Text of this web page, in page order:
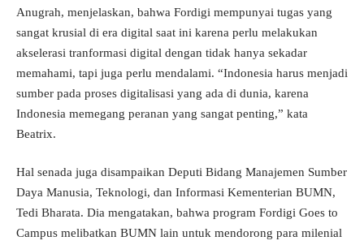
Anugrah, menjelaskan, bahwa Fordigi mempunyai tugas yang
sangat krusial di era digital saat ini karena perlu melakukan
akselerasi tranformasi digital dengan tidak hanya sekadar
memahami, tapi juga perlu mendalami. “Indonesia harus menjadi
sumber pada proses digitalisasi yang ada di dunia, karena
Indonesia memegang peranan yang sangat penting,” kata
Beatrix.
Hal senada juga disampaikan Deputi Bidang Manajemen Sumber
Daya Manusia, Teknologi, dan Informasi Kementerian BUMN,
Tedi Bharata. Dia mengatakan, bahwa program Fordigi Goes to
Campus melibatkan BUMN lain untuk mendorong para milenial